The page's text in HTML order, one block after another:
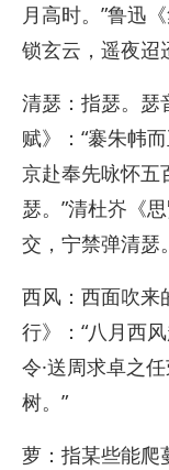
月高时。”鲁迅
锁玄云，遥夜迢
清瑟：指瑟。瑟
赋》：“褰朱帏
京赴奉先咏怀五
瑟。”清杜岕《
交，宁禁弹清瑟
西风：西面吹来
行》：“八月西
令·送周求卓之
树。”
萝：指某些能爬